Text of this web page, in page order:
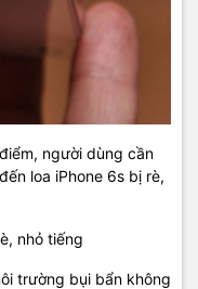
người dùng cần
loa iPhone 6s bị rè,
nhỏ tiếng
trường bụi bẩn không